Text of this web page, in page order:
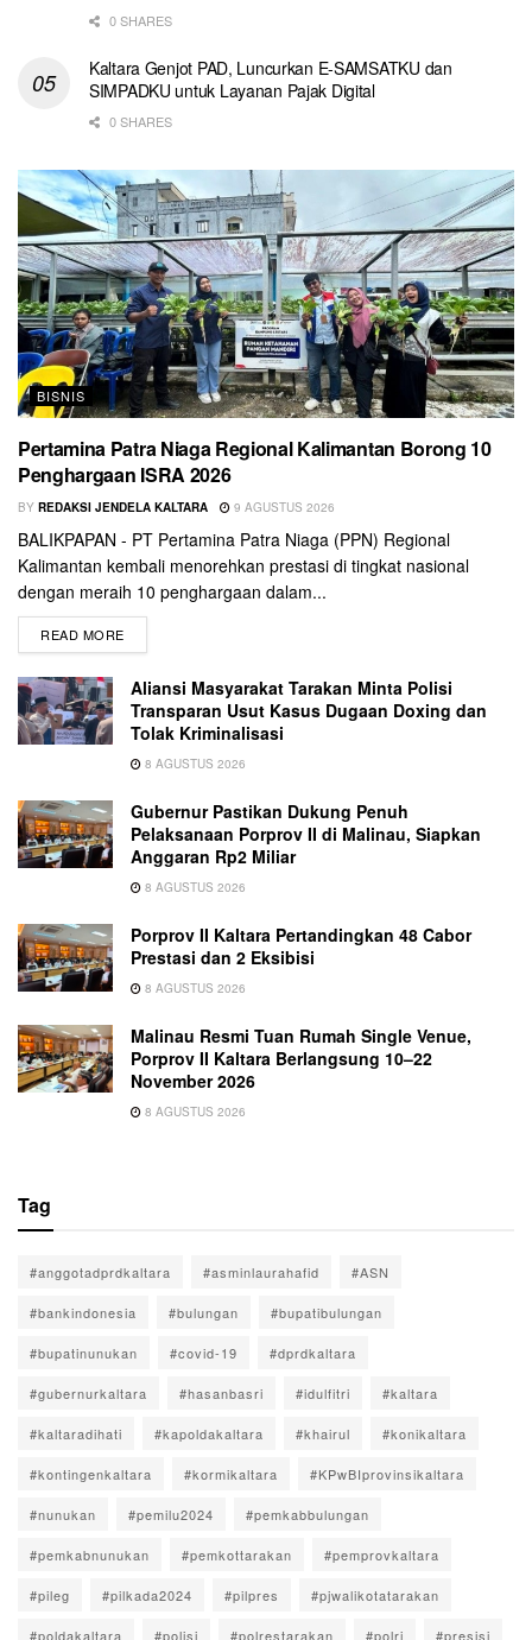
0 SHARES
Kaltara Genjot PAD, Luncurkan E-SAMSATKU dan
SIMPADKU untuk Layanan Pajak Digital
0 SHARES
BISNIS
Pertamina Patra Niaga Regional Kalimantan Borong 10
Penghargaan ISRA 2026
BY REDAKSI JENDELA KALTARA 9 AGUSTUS 2026
BALIKPAPAN - PT Pertamina Patra Niaga (PPN) Regional
Kalimantan kembali menorehkan prestasi di tingkat nasional
dengan meraih 10 penghargaan dalam...
READ MORE
Aliansi Masyarakat Tarakan Minta Polisi
Transparan Usut Kasus Dugaan Doxing dan
Tolak Kriminalisasi
8 AGUSTUS 2026
Gubernur Pastikan Dukung Penuh
Pelaksanaan Porprov II di Malinau, Siapkan
Anggaran Rp2 Miliar
8 AGUSTUS 2026
Porprov II Kaltara Pertandingkan 48 Cabor
Prestasi dan 2 Eksibisi
8 AGUSTUS 2026
Malinau Resmi Tuan Rumah Single Venue,
Porprov II Kaltara Berlangsung 10–22
November 2026
8 AGUSTUS 2026
Tag
#anggotadprdkaltara #asminlaurahafid #ASN
#bankindonesia #bulungan #bupatibulungan
#bupatinunukan #covid-19 #dprdkaltara
#gubernurkaltara #hasanbasri #idulfitri #kaltara
#kaltaradihati #kapoldakaltara #khairul #konikaltara
#kontingenkaltara #kormikaltara #KPwBIprovinsikaltara
#nunukan #pemilu2024 #pemkabbulungan
#pemkabnunukan #pemkottarakan #pemprovkaltara
#pileg #pilkada2024 #pilpres #pjwalikotatarakan
#poldakaltara #polisi #polrestarakan #polri #presisi